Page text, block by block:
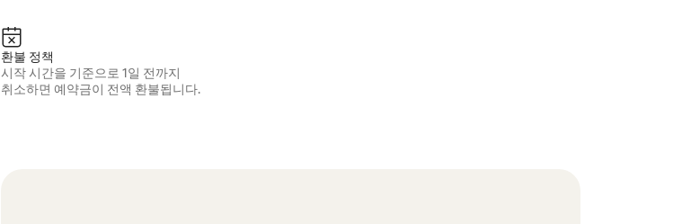
환불 정책
시작 시간을 기준으로 1일 전까지
취소하면 예약금이 전액 환불됩니다.